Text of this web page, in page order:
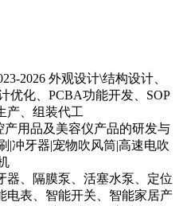
2026 外观设计\结构设计、
优化、PCBA功能开发、SOP
产、组装代工
用品及美容仪产品的研发与
|冲牙器|宠物吹风筒|高速电吹
器、隔膜泵、活塞水泵、定位
电表、智能开关、智能家居产